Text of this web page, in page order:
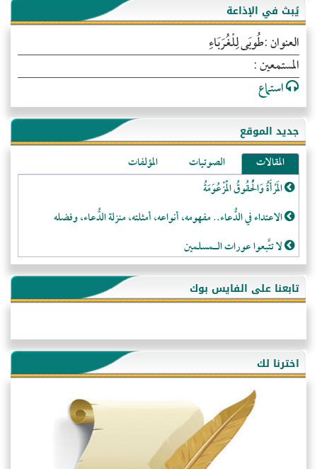
يُبث في الإذاعة
العنوان :طُوبَى لِلْغُرَبَاءِ
المستمعين :
استماع
جديد الموقع
المقالات الصوتيات
المؤلفات
المَرْأَةُ وَالْحُقُوقُ الْمَزْعُوَمَةُ
الاعتداء في الدُّعاء.. مفهومه، أنواعه، أمثلته، منزلة الدُّعاء، وفضله
لا تتَّبعوا عورات الـمسلمين
فقه النَّصيحة عند الصَّحابة الكرام رضي الله عنهم
لَا عِزَّةَ إِلَّا بِالإِسْلَامِ
هذه سبيلنا فماذا تنقمون؟!
أُسُـسُ بَـيْـتِ الـمُسْـلِمِ
التَّعْلِيمُ القُرْآنِي
كلمة إلى إخواني السلفيين في الجزائر
تابعنا على الفايس بوك
اخترنا لك